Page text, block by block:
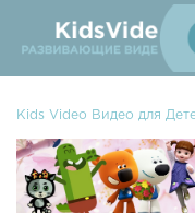
Kids Video Видео для